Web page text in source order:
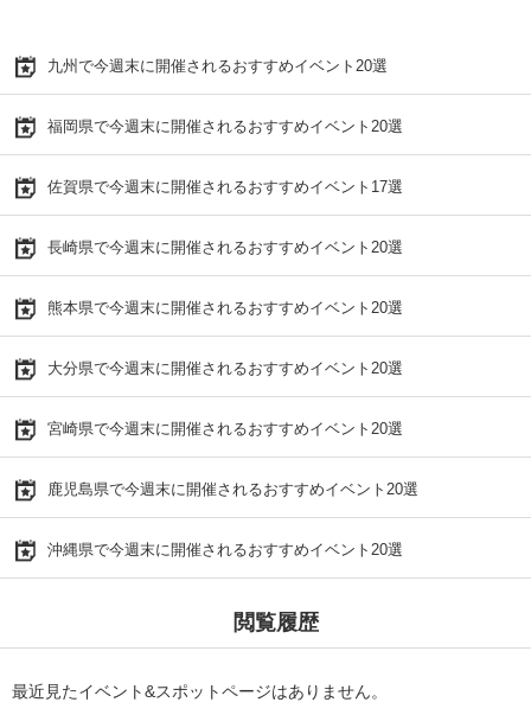
九州で今週末に開催されるおすすめイベント20選
福岡県で今週末に開催されるおすすめイベント20選
佐賀県で今週末に開催されるおすすめイベント17選
長崎県で今週末に開催されるおすすめイベント20選
熊本県で今週末に開催されるおすすめイベント20選
大分県で今週末に開催されるおすすめイベント20選
宮崎県で今週末に開催されるおすすめイベント20選
鹿児島県で今週末に開催されるおすすめイベント20選
沖縄県で今週末に開催されるおすすめイベント20選
閲覧履歴
最近見たイベント&スポットページはありません。